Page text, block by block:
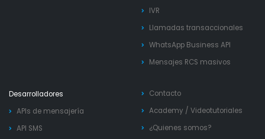
IVR
Llamadas transaccionales
WhatsApp Business API
Mensajes RCS masivos
Desarrolladores
APIs de mensajería
API SMS
Contacto
Academy / Videotutoriales
¿Quienes somos?